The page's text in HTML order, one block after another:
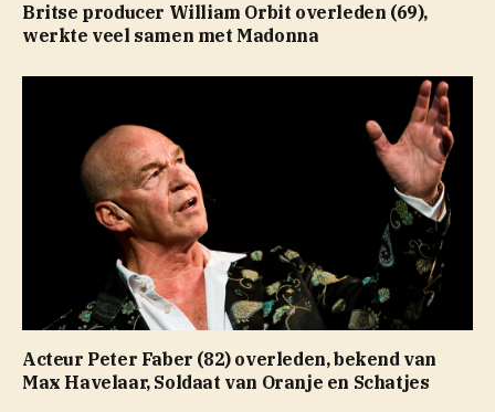
Britse producer William Orbit overleden (69),
werkte veel samen met Madonna
Acteur Peter Faber (82) overleden, bekend van
Max Havelaar, Soldaat van Oranje en Schatjes